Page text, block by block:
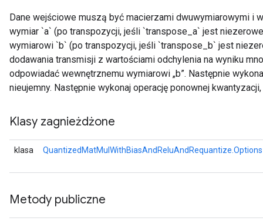
Dane wejściowe muszą być macierzami dwuwymiarowymi i
wymiar `a` (po transpozycji, jeśli `transpose_a` jest
wymiarowi `b` (po transpozycji, jeśli `transpose_b` jest
dodawania transmisji z wartościami odchylenia na wyniku
odpowiadać wewnętrznemu wymiarowi „b”. Następnie
nieujemny. Następnie wykonaj operację ponownej
Klasy zagnieżdżone
klasa QuantizedMatMulWithBiasAndReluAndRequantize.Options
Metody publiczne